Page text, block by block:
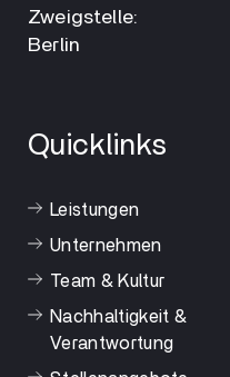
Zweigstelle:
Berlin
Quicklinks
Leistungen
Unternehmen
Team & Kultur
Nachhaltigkeit &
Verantwortung